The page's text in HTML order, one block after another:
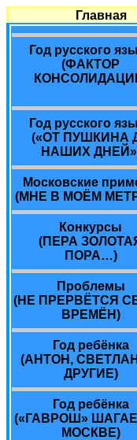
Главная
Год русского
(ФАКТОР
Год русского
(«ОТ ПУШКИНА
НАШИХ
Московские
(МНЕ В МОЁМ
Конкурсы
(ПЕРА
ПОРА…)
Проблемы
(НЕ ПРЕРВЁТСЯ
ВРЕМЁН)
Год ребёнка
(АНТОН,
ДРУГИЕ)
Год ребёнка
(«ГАВРОШ»
МОСКВЕ)